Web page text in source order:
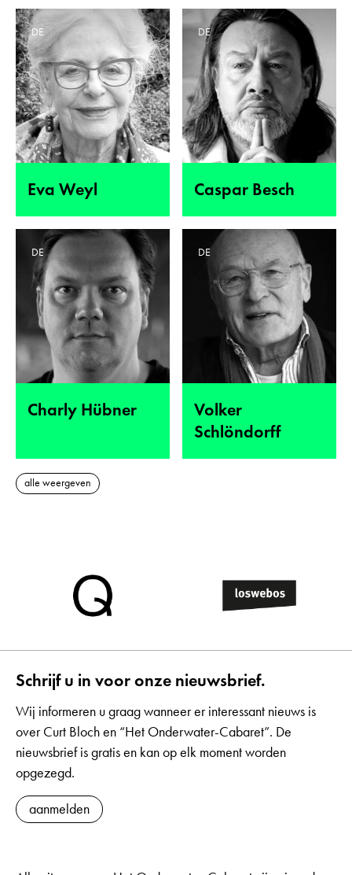
Eva Weyl
DE
Caspar Besch
DE
Charly Hübner
DE
Volker
Schlöndorff
DE
alle weergeven
Schrijf u in voor onze nieuwsbrief.
Wij informeren u graag wanneer er interessant nieuws is
over Curt Bloch en “Het Onderwater-Cabaret”. De
nieuwsbrief is gratis en kan op elk moment worden
opgezegd.
aanmelden